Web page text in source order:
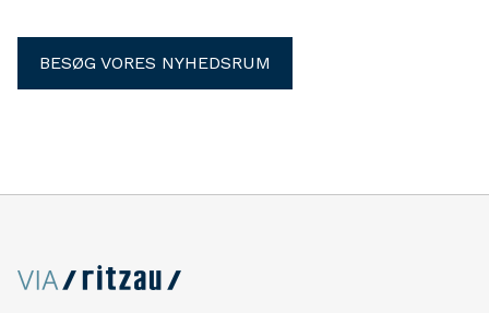
BESØG VORES NYHEDSRUM